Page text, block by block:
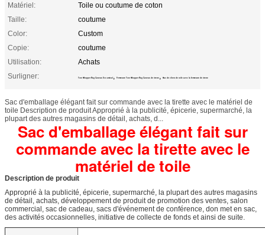
Matériel:
Toile ou coutume de coton
Taille:
coutume
Color:
Custom
Copie:
coutume
Utilisation:
Achats
Surligner:
Tote Shopper Bag Canvas Eco amical , Fermeture Tote Shopper Bag Canvas de tirette , Sac de client de toile avec la fermeture de tirette
Sac d'emballage élégant fait sur commande avec la tirette avec le matériel de
toile Description de produit Approprié à la publicité, épicerie, supermarché, la
plupart des autres magasins de détail, achats, d...
Sac d'emballage élégant fait sur
commande avec la tirette avec le
matériel de toile
Description de produit
Approprié à la publicité, épicerie, supermarché, la plupart des autres magasins
de détail, achats, développement de produit de promotion des ventes, salon
commercial, sac de cadeau, sacs d'événement de conférence, don met en sac,
des activités occasionnelles, initiative de collecte de fonds et ainsi de suite.